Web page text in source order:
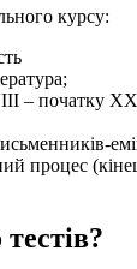
курсу:
– початку
процес